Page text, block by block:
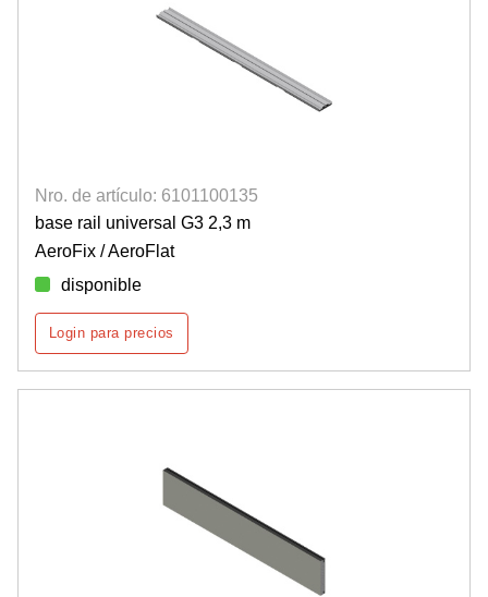
Nro. de artículo: 6101100135
base rail universal G3 2,3 m
AeroFix / AeroFlat
disponible
Login para precios